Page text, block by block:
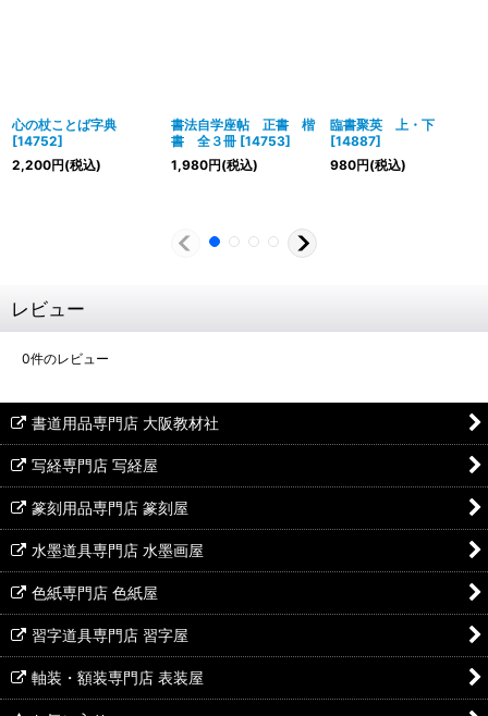
心の杖ことば字典
[14752]
2,200円(税込)
書法自学座帖 正書 楷
書 全３冊 [14753]
1,980円(税込)
臨書聚英 上・下
[14887]
980円(税込)
レビュー
0件のレビュー
書道用品専門店 大阪教材社
写経専門店 写経屋
篆刻用品専門店 篆刻屋
水墨道具専門店 水墨画屋
色紙専門店 色紙屋
習字道具専門店 習字屋
軸装・額装専門店 表装屋